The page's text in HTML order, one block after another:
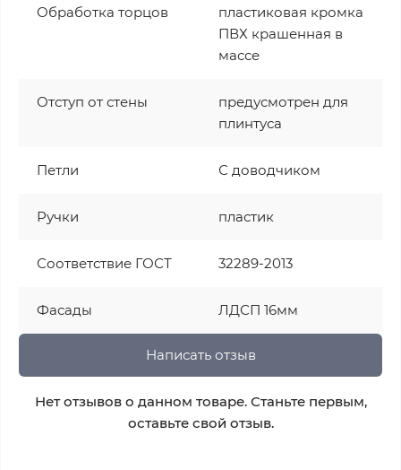
Обработка торцов
пластиковая кромка
ПВХ крашенная в
массе
Отступ от стены
предусмотрен для
плинтуса
Петли С доводчиком
Ручки пластик
Соответствие ГОСТ 32289-2013
Фасады ЛДСП 16мм
Написать отзыв
Нет отзывов о данном товаре. Станьте первым,
оставьте свой отзыв.